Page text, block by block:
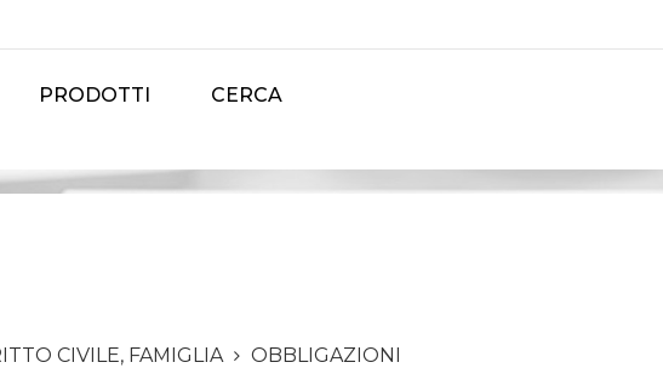
PRODOTTI CERCA
CIVILE, FAMIGLIA OBBLIGAZIONI